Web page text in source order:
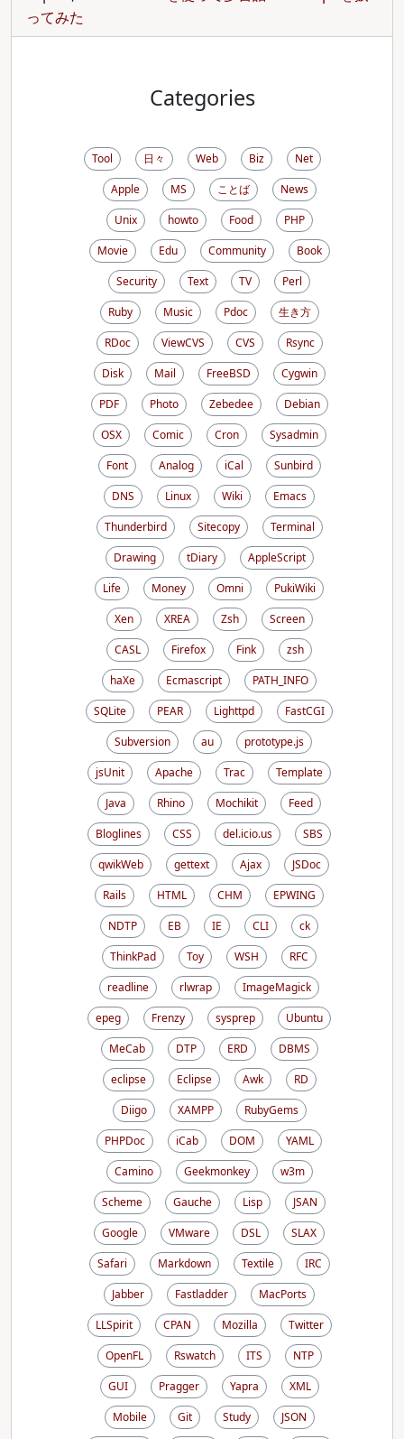
ってみた
Categories
Tool 日々 Web Biz
Net
Apple
MS ことば
News
Unix
howto Food
PHP
Movie
Edu Community
Book
Security
Text TV
Perl
Ruby
Music Pdoc
生き方
RDoc
ViewCVS CVS
Rsync
Disk
Mail FreeBSD
Cygwin
PDF
Photo Zebedee
Debian
OSX
Comic Cron
Sysadmin
Font
Analog iCal
Sunbird
DNS
Linux Wiki
Emacs
Thunderbird
Sitecopy
Terminal
Drawing
tDiary
AppleScript
Life
Money Omni
PukiWiki
Xen
XREA Zsh
Screen
CASL
Firefox Fink
zsh
haXe
Ecmascript
PATH_INFO
SQLite
PEAR Lighttpd
FastCGI
Subversion
au
prototype.js
jsUnit
Apache Trac
Template
Java
Rhino Mochikit
Feed
Bloglines
CSS del.icio.us
SBS
qwikWeb
gettext Ajax
JSDoc
Rails
HTML CHM
EPWING
NDTP
EB IE CLI
ck
ThinkPad
Toy WSH
RFC
readline
rlwrap
ImageMagick
epeg
Frenzy sysprep
Ubuntu
MeCab
DTP ERD
DBMS
eclipse
Eclipse Awk
RD
Diigo
XAMPP
RubyGems
PHPDoc
iCab DOM
YAML
Camino
Geekmonkey
w3m
Scheme
Gauche Lisp
JSAN
Google
VMware DSL
SLAX
Safari
Markdown Textile
IRC
Jabber
Fastladder
MacPorts
LLSpirit
CPAN Mozilla
Twitter
OpenFL
Rswatch ITS
NTP
GUI
Pragger Yapra
XML
Mobile
Git Study
JSON